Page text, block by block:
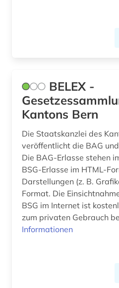
BELEX -
Kantons Bern
Die Staatskanzlei des
veröffentlicht die BAG
Die BAG-Erlasse stehen
BSG-Erlasse im HTML-
Darstellungen (z. B.
Format. Die
BSG im Internet ist
zum privaten Gebrauch
Informationen